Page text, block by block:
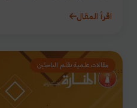
اقرأ المقال
مقالات علمية بقلم الباحثين